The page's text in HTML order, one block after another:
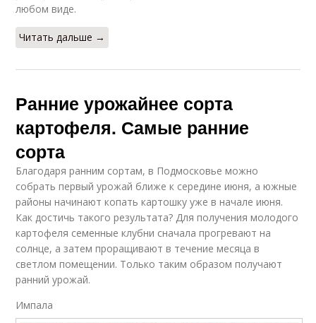
любом виде.
Читать дальше →
Ранние урожайнее сорта
картофеля. Самые ранние
сорта
Благодаря ранним сортам, в Подмосковье можно
собрать первый урожай ближе к середине июня, а южные
районы начинают копать картошку уже в начале июня.
Как достичь такого результата? Для получения молодого
картофеля семенные клубни сначала прогревают на
солнце, а затем проращивают в течение месяца в
светлом помещении. Только таким образом получают
ранний урожай.
Импала